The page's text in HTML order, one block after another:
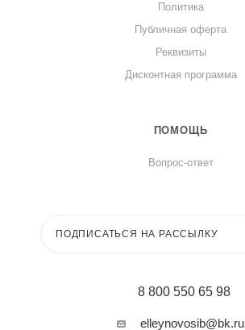
Политика
Публичная оферта
Реквизиты
Дисконтная программа
ПОМОЩЬ
Вопрос-ответ
ПОДПИСАТЬСЯ НА РАССЫЛКУ
8 800 550 65 98
elleynovosib@bk.ru